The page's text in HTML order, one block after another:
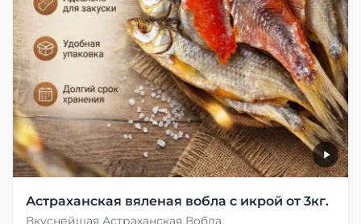
Астраханская вяленая вобла с икрой от 3кг.
Вкуснейшая Астраханская Вобла